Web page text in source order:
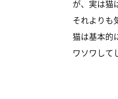
が、実は猫
それよりも
猫は基本的
ワソワして